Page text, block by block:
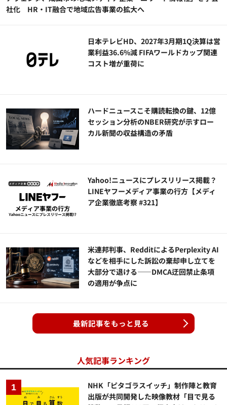
社化 HR・IT融合で地域広告事業の拡大へ
日本テレビHD、2027年3月期1Q決算は営
業利益36.6%減 FIFAワールドカップ関連
コスト増が重荷に
ハードニュースこそ購読転換の鍵、12億
セッション分析のNBER研究が示すロー
カル新聞の収益構造の矛盾
Yahoo!ニュースにプレスリリース掲載？
LINEヤフーメディア事業の行方【メディ
ア企業徹底考察 #321】
米連邦判事、RedditによるPerplexity AI
などを相手にした訴訟の棄却申し立てを
大部分で退ける——DMCA迂回禁止条項
の適用が争点に
最新記事をもっと見る
人気記事ランキング
NHK「ピタゴラスイッチ」制作陣と教育
出版が共同開発した映像教材「目で見る